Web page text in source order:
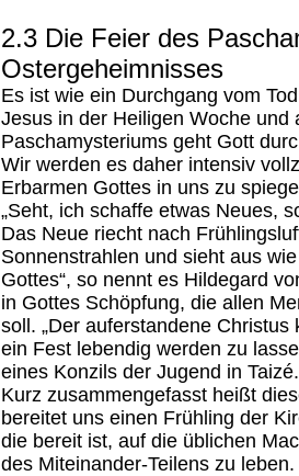
2.3 Die Feier des
Ostergeheimnisses
Es ist wie ein Durchgang vom
Jesus in der Heiligen Woche
Paschamysteriums geht Gott
Wir werden es daher intensiv
Erbarmen Gottes in uns zu
„Seht, ich schaffe etwas Neues,
Das Neue riecht nach
Sonnenstrahlen und sieht aus
Gottes“, so nennt es Hildegard
in Gottes Schöpfung, die allen
soll. „Der auferstandene
ein Fest lebendig werden zu
eines Konzils der Jugend in Taizé.
Kurz zusammengefasst heißt
bereitet uns einen Frühling der
die bereit ist, auf die üblichen
des Miteinander-Teilens zu leben.